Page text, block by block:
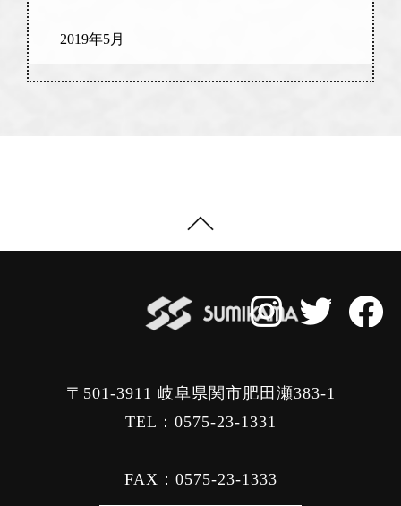
2019年5月
〒501-3911 岐阜県関市肥田瀬383-1
TEL：0575-23-1331
FAX：0575-23-1333